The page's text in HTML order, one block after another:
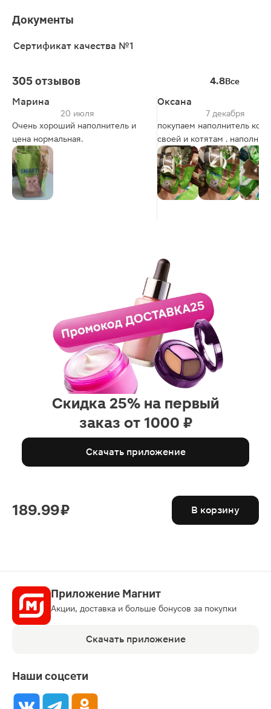
Документы
Сертификат качества №1
305 отзывов 4.8Все
Марина
20 июля
Очень хороший наполнитель и
цена нормальная.
Оксана
7 декабря
покупаем наполнитель
своей и котятам . наполнитель
очень нравится.
Скидка 25% на первый
заказ от 1000 ₽
Скачать приложение
189.99 ₽ В корзину
Приложение Магнит
Акции, доставка и больше бонусов за покупки
Скачать приложение
Наши соцсети